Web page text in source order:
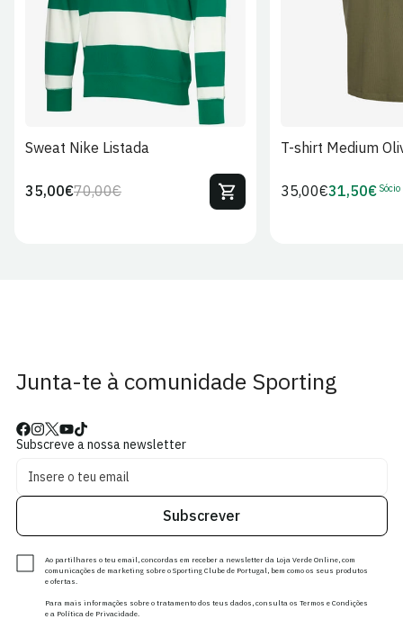
Sweat Nike Listada
Preço
70,00€Preço
35,00€
T-shirt Medium
Preço
35,00€Preço
31,50€ Sócio
Junta-te à comunidade Sporting
Subscreve a nossa newsletter
Subscrever
Ao partilhares o teu email, concordas em receber a newsletter da Loja Verde Online, com
comunicações de marketing sobre o Sporting Clube de Portugal, bem como os seus produtos
e ofertas.
Para mais informações sobre o tratamento dos teus dados, consulta os Termos e Condições
e a Política de Privacidade.